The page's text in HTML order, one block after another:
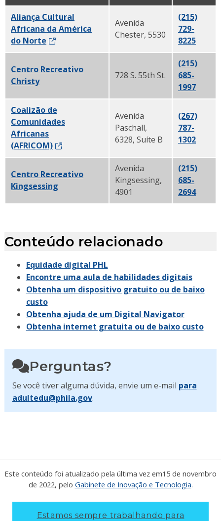
Aliança Cultural
Africana da América
do Norte
Avenida
Chester, 5530
(215)
729-
8225
Centro Recreativo
Christy
728 S. 55th St.
(215)
685-
1997
Coalizão de
Comunidades
Africanas
(AFRICOM)
Avenida
Paschall,
6328, Suíte B
(267)
787-
1302
Centro Recreativo
Kingsessing
Avenida
Kingsessing,
4901
(215)
685-
2694
Conteúdo relacionado
Equidade digital PHL
Encontre uma aula de habilidades digitais
Obtenha um dispositivo gratuito ou de baixo
custo
Obtenha ajuda de um Digital Navigator
Obtenha internet gratuita ou de baixo custo
Perguntas?
Se você tiver alguma dúvida, envie um e-mail para
adultedu@phila.gov.
Este conteúdo foi atualizado pela última vez em15 de novembro
de 2022, pelo Gabinete de Inovação e Tecnologia.
Estamos sempre trabalhando para